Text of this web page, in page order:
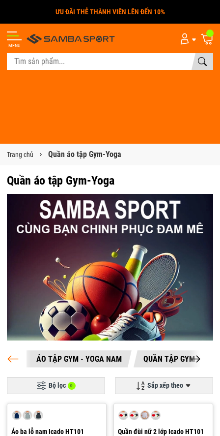
ƯU ĐÃI THẺ THÀNH VIÊN LÊN ĐẾN 10%
MENU
Trang chủ Quần áo tập Gym-Yoga
Quần áo tập Gym-Yoga
ÁO TẬP GYM - YOGA NAM QUẦN TẬP GYM -
Bộ lọc 0 Sắp xếp theo
Áo ba lỗ nam Icado HT101 Quần đùi nữ 2 lớp Icado HT101